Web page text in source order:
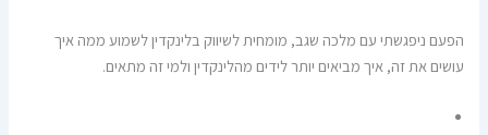
הפעם ניפגשתי עם מלכה שגב, מומחית לשיווק בלינקדין לשמוע ממה איך
עושים את זה, איך מביאים יותר לידים מהלינקדין ולמי זה מתאים.